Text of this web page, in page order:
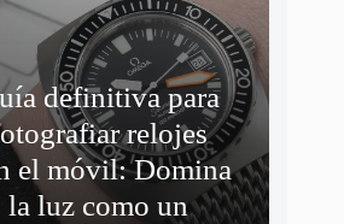
definitiva para
relojes
el móvil: Domina
la luz como un